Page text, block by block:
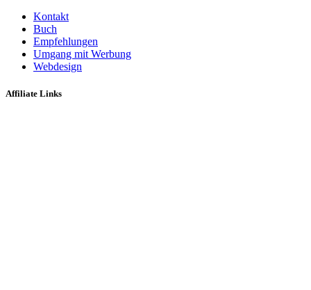
Kontakt
Buch
Empfehlungen
Umgang mit Werbung
Webdesign
Affiliate Links